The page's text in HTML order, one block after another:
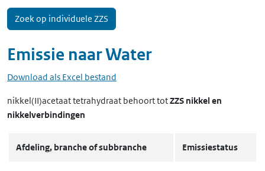
Emissie naarWater
Download als Excel bestand
nikkel(II)acetaat tetrahydraat behoort totZZS nikkel en
nikkelverbindingen
Afdeling, branche of subbranche Emissiestatus